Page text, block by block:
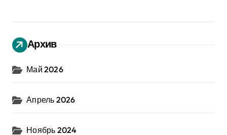
Архив
Май 2026
Апрель 2026
Ноябрь 2024